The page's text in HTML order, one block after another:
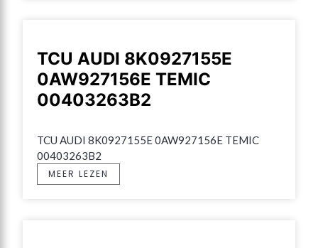
TCU AUDI 8K0927155E
0AW927156E TEMIC
00403263B2
TCU AUDI 8K0927155E 0AW927156E TEMIC
00403263B2
MEER LEZEN